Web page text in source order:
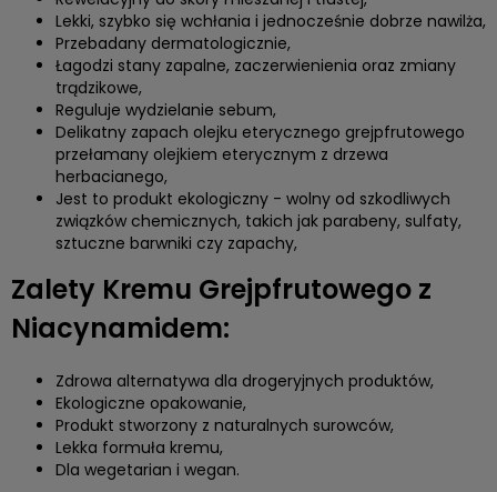
Lekki, szybko się wchłania i jednocześnie dobrze nawilża,
Przebadany dermatologicznie,
Łagodzi stany zapalne, zaczerwienienia oraz zmiany
trądzikowe,
Reguluje wydzielanie sebum,
Delikatny zapach olejku eterycznego grejpfrutowego
przełamany olejkiem eterycznym z drzewa
herbacianego,
Jest to produkt ekologiczny - wolny od szkodliwych
związków chemicznych, takich jak parabeny, sulfaty,
sztuczne barwniki czy zapachy,
Zalety Kremu Grejpfrutowego z
Niacynamidem:
Zdrowa alternatywa dla drogeryjnych produktów,
Ekologiczne opakowanie,
Produkt stworzony z naturalnych surowców,
Lekka formuła kremu,
Dla wegetarian i wegan.